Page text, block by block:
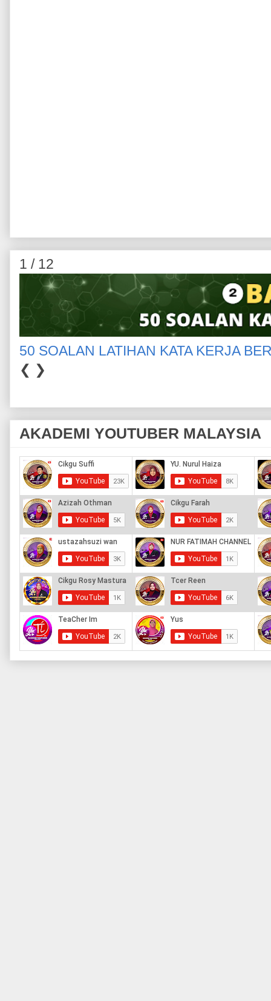
1 / 12
50 SOALAN LATIHAN KATA KERJA
❮ ❯
AKADEMI YOUTUBER MALAYSIA